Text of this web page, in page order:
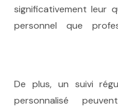
significativement leur
personnel que
De plus, un suivi
personnalisé